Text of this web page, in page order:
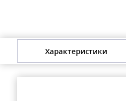
Характеристики